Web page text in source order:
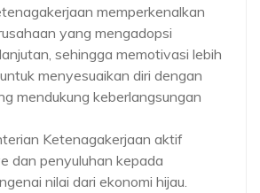
memperkenalkan
yang mengadopsi
sehingga memotivasi lebih
menyesuaikan diri dengan
mendukung keberlangsungan
Ketenagakerjaan aktif
dan penyuluhan kepada
nilai dari ekonomi hijau.